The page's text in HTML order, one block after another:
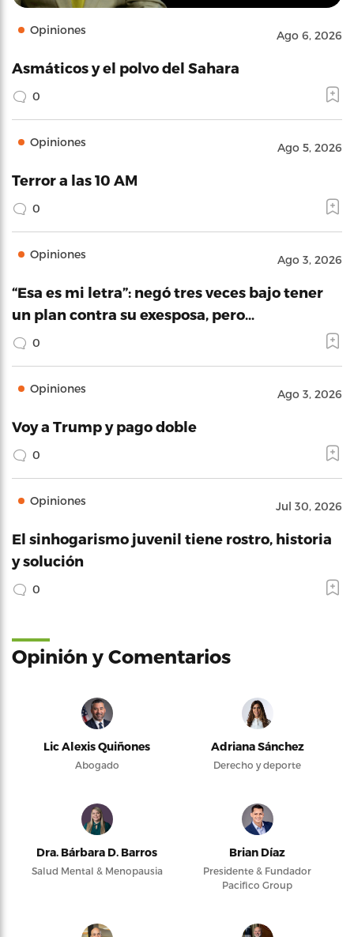
Opiniones Ago 6, 2026
Asmáticos y el polvo del Sahara
0
Opiniones Ago 5, 2026
Terror a las 10 AM
0
Opiniones Ago 3, 2026
“Esa es mi letra”: negó tres veces bajo tener
un plan contra su exesposa, pero…
0
Opiniones Ago 3, 2026
Voy a Trump y pago doble
0
Opiniones Jul 30, 2026
El sinhogarismo juvenil tiene rostro, historia
y solución
0
Opinión y Comentarios
Lic Alexis Quiñones
Abogado
Adriana Sánchez
Derecho y deporte
Dra. Bárbara D. Barros
Salud Mental & Menopausia
Brian Díaz
Presidente & Fundador
Pacifico Group